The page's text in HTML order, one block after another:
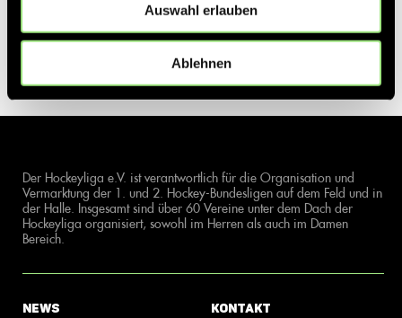
Auswahl erlauben
Ablehnen
Der Hockeyliga e.V. ist verantwortlich für die Organisation und
Vermarktung der 1. und 2. Hockey-Bundesligen auf dem Feld und in
der Halle. Insgesamt sind über 60 Vereine unter dem Dach der
Hockeyliga organisiert, sowohl im Herren als auch im Damen
Bereich.
News Kontakt